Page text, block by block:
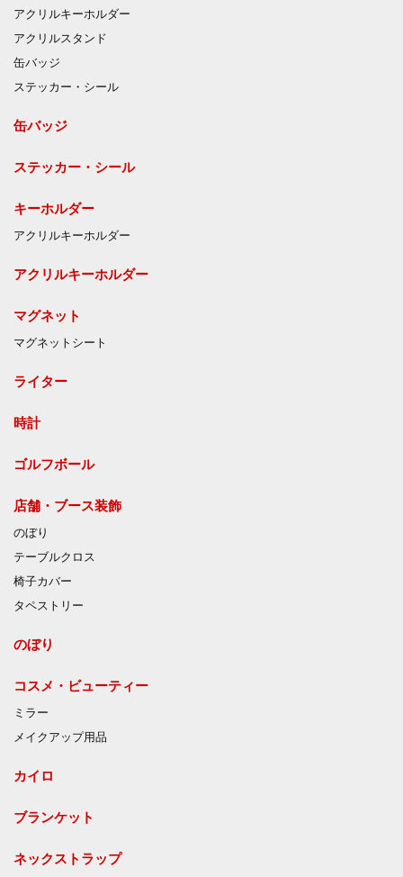
アクリルキーホルダー
アクリルスタンド
缶バッジ
ステッカー・シール
缶バッジ
ステッカー・シール
キーホルダー
アクリルキーホルダー
アクリルキーホルダー
マグネット
マグネットシート
ライター
時計
ゴルフボール
店舗・ブース装飾
のぼり
テーブルクロス
椅子カバー
タペストリー
のぼり
コスメ・ビューティー
ミラー
メイクアップ用品
カイロ
ブランケット
ネックストラップ